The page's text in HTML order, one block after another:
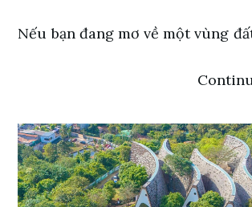
Nếu bạn đang mơ về một vùng